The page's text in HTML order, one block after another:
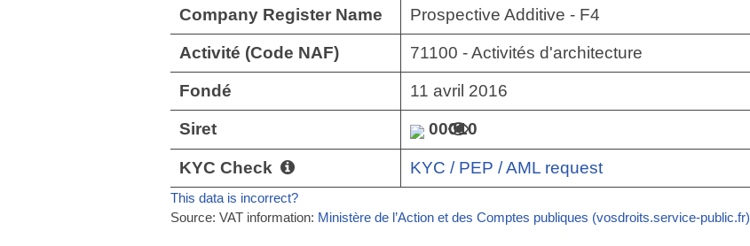
Company Register Name Prospective Additive - F4
Activité (Code NAF) 71100 - Activités d'architecture
Fondé 11 avril 2016
Siret 00010
KYC Check KYC / PEP / AML request
This data is incorrect?
Source: VAT information: Ministère de l’Action et des Comptes publiques (vosdroits.service-public.fr)